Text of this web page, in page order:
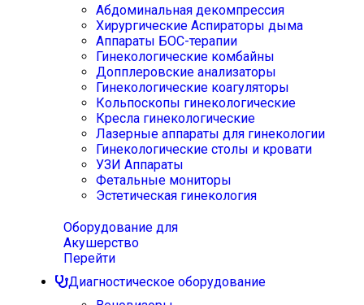
Абдоминальная декомпрессия
Хирургические Аспираторы дыма
Аппараты БОС-терапии
Гинекологические комбайны
Допплеровские анализаторы
Гинекологические коагуляторы
Кольпоскопы гинекологические
Кресла гинекологические
Лазерные аппараты для гинекологии
Гинекологические столы и кровати
УЗИ Аппараты
Фетальные мониторы
Эстетическая гинекология
Оборудование для
Акушерство
Перейти
Диагностическое оборудование